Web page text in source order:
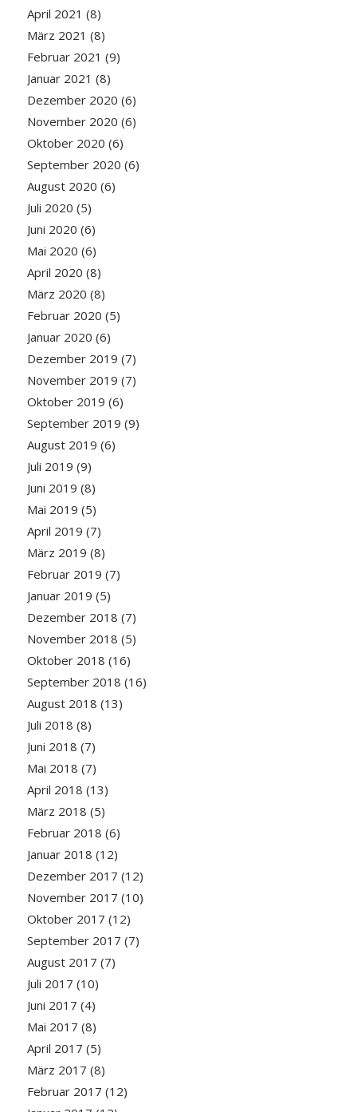
April 2021 (8)
März 2021 (8)
Februar 2021 (9)
Januar 2021 (8)
Dezember 2020 (6)
November 2020 (6)
Oktober 2020 (6)
September 2020 (6)
August 2020 (6)
Juli 2020 (5)
Juni 2020 (6)
Mai 2020 (6)
April 2020 (8)
März 2020 (8)
Februar 2020 (5)
Januar 2020 (6)
Dezember 2019 (7)
November 2019 (7)
Oktober 2019 (6)
September 2019 (9)
August 2019 (6)
Juli 2019 (9)
Juni 2019 (8)
Mai 2019 (5)
April 2019 (7)
März 2019 (8)
Februar 2019 (7)
Januar 2019 (5)
Dezember 2018 (7)
November 2018 (5)
Oktober 2018 (16)
September 2018 (16)
August 2018 (13)
Juli 2018 (8)
Juni 2018 (7)
Mai 2018 (7)
April 2018 (13)
März 2018 (5)
Februar 2018 (6)
Januar 2018 (12)
Dezember 2017 (12)
November 2017 (10)
Oktober 2017 (12)
September 2017 (7)
August 2017 (7)
Juli 2017 (10)
Juni 2017 (4)
Mai 2017 (8)
April 2017 (5)
März 2017 (8)
Februar 2017 (12)